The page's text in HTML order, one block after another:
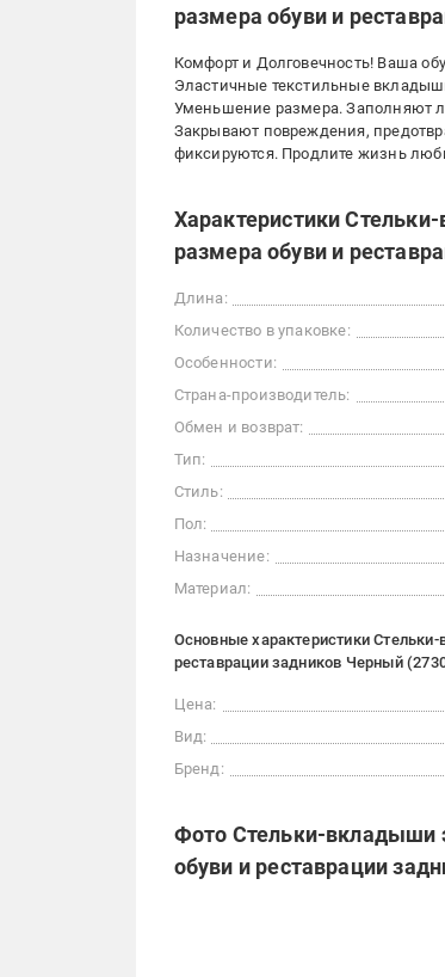
размера обуви и
Комфорт и Долговечность! Ваша
Эластичные текстильные
Уменьшение размера. Заполняют
Закрывают повреждения,
фиксируются. Продлите жизнь
Характеристики
размера обуви и
Длина:
Количество в упаковке:
Особенности:
Страна-производитель:
Обмен и возврат:
Тип:
Стиль:
Пол:
Назначение:
Материал:
Основные характеристики
реставрации задников Черный
Цена:
Вид:
Бренд:
Фото Стельки-вкладыши
обуви и реставрации